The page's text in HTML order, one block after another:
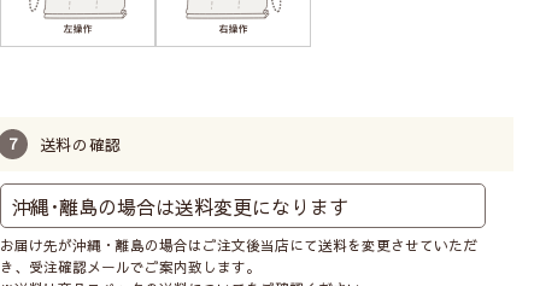
送料の確認
お届け先が沖縄・離島の場合はご注文後当店にて送料を変更させていただ
き、受注確認メールでご案内致します。